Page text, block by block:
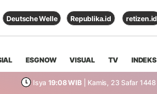
Deutsche Welle Republika.id retizen.id
ESGNOW VISUAL TV INDEKS
Isya 19:08 WIB | Kamis, 23 Safar 1448